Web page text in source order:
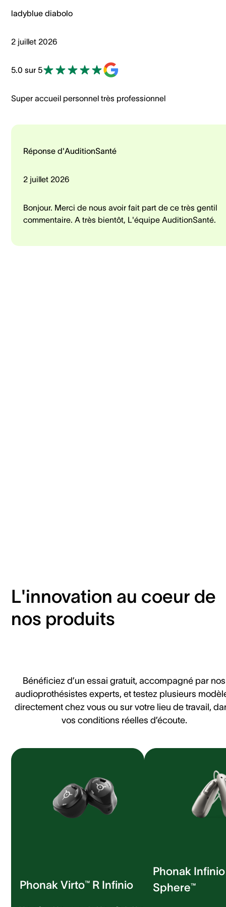
ladyblue diabolo
2 juillet 2026
5.0 sur 5
Super accueil personnel très professionnel
Réponse d'AuditionSanté
2 juillet 2026
Bonjour. Merci de nous avoir fait part de ce très gentil
commentaire. A très bientôt, L'équipe AuditionSanté.
L'innovation au coeur de
nos produits
Bénéficiez d’un essai gratuit, accompagné par nos
audioprothésistes experts, et testez plusieurs
directement chez vous ou sur votre lieu de travail,
vos conditions réelles d’écoute.
Phonak Virto™ R Infinio
Phonak Infinio
Sphere™